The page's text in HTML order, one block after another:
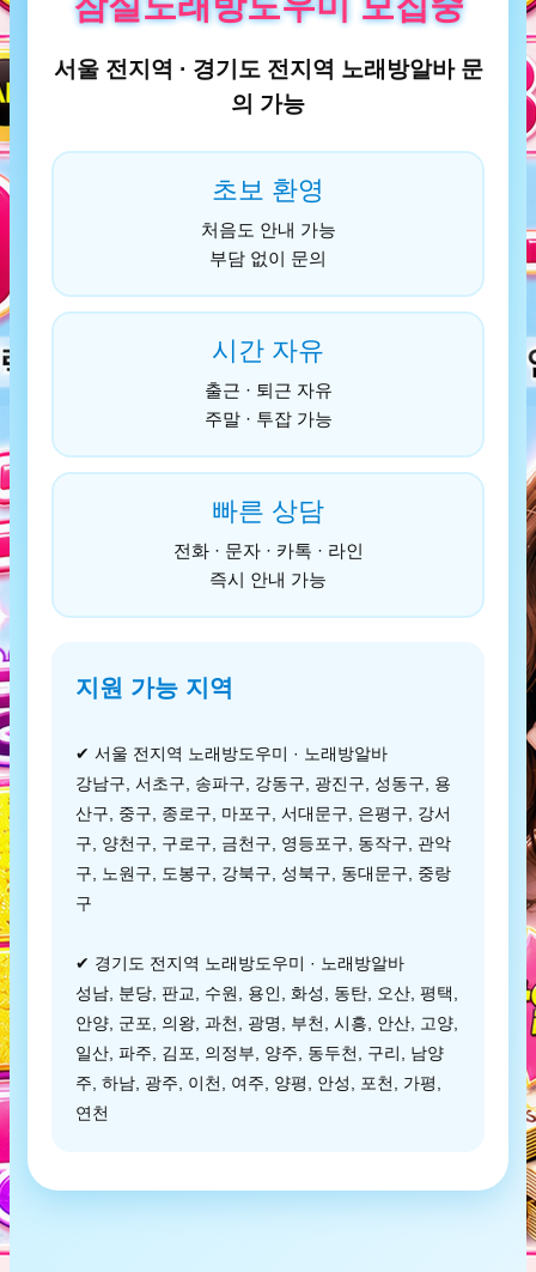
서울 전지역 · 경기도 전지역 노래방알바 문
의 가능
초보 환영
처음도 안내 가능
부담 없이 문의
시간 자유
출근 · 퇴근 자유
주말 · 투잡 가능
빠른 상담
전화 · 문자 · 카톡 · 라인
즉시 안내 가능
지원 가능 지역
✔ 서울 전지역 노래방도우미 · 노래방알바
강남구, 서초구, 송파구, 강동구, 광진구, 성동구, 용
산구, 중구, 종로구, 마포구, 서대문구, 은평구, 강서
구, 양천구, 구로구, 금천구, 영등포구, 동작구, 관악
구, 노원구, 도봉구, 강북구, 성북구, 동대문구, 중랑
구
✔ 경기도 전지역 노래방도우미 · 노래방알바
성남, 분당, 판교, 수원, 용인, 화성, 동탄, 오산, 평택,
안양, 군포, 의왕, 과천, 광명, 부천, 시흥, 안산, 고양,
일산, 파주, 김포, 의정부, 양주, 동두천, 구리, 남양
주, 하남, 광주, 이천, 여주, 양평, 안성, 포천, 가평,
연천